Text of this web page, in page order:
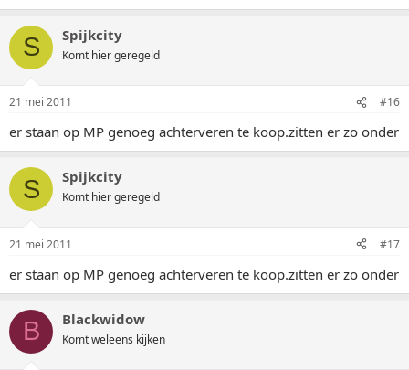
S Spijkcity
Komt hier geregeld
21 mei 2011 #16
er staan op MP genoeg achterveren te koop.zitten er zo onder
S Spijkcity
Komt hier geregeld
21 mei 2011 #17
er staan op MP genoeg achterveren te koop.zitten er zo onder
B Blackwidow
Komt weleens kijken